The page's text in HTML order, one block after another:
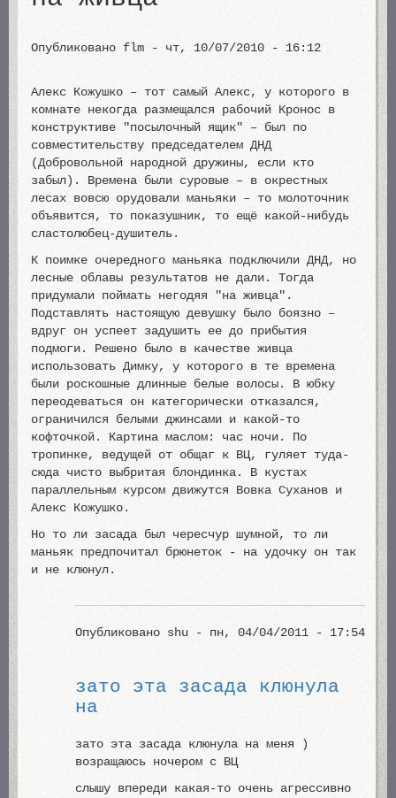
Опубликовано flm - чт, 10/07/2010 - 16:12
Алекс Кожушко – тот самый Алекс, у которого в
комнате некогда размещался рабочий Кронос в
конструктиве "посылочный ящик" – был по
совместительству председателем ДНД
(Добровольной народной дружины, если кто
забыл). Времена были суровые – в окрестных
лесах вовсю орудовали маньяки – то молоточник
объявится, то показушник, то ещё какой-нибудь
сластолюбец-душитель.
К поимке очередного маньяка подключили ДНД, но
лесные облавы результатов не дали. Тогда
придумали поймать негодяя "на живца".
Подставлять настоящую девушку было боязно –
вдруг он успеет задушить ее до прибытия
подмоги. Решено было в качестве живца
использовать Димку, у которого в те времена
были роскошные длинные белые волосы. В юбку
переодеваться он категорически отказался,
ограничился белыми джинсами и какой-то
кофточкой. Картина маслом: час ночи. По
тропинке, ведущей от общаг к ВЦ, гуляет туда-
сюда чисто выбритая блондинка. В кустах
параллельным курсом движутся Вовка Суханов и
Алекс Кожушко.
Но то ли засада был чересчур шумной, то ли
маньяк предпочитал брюнеток - на удочку он так
и не клюнул.
Опубликовано shu - пн, 04/04/2011 - 17:54
зато эта засада клюнула
на
зато эта засада клюнула на меня )
возращаюсь ночером с ВЦ
слышу впереди какая-то очень агрессивно